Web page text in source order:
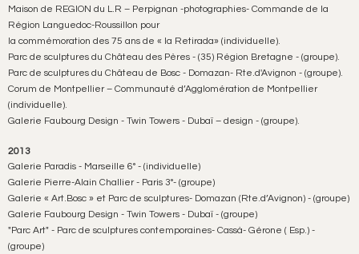
Maison de REGION du L.R – Perpignan -photographies- Commande de la
Région Languedoc-Roussillon pour
la commémoration des 75 ans de « la Retirada» (individuelle).
Parc de sculptures du Château des Pères - (35) Région Bretagne - (groupe).
Parc de sculptures du Château de Bosc - Domazan- Rte.d'Avignon - (groupe).
Corum de Montpellier – Communauté d’Agglomération de Montpellier
(individuelle).
Galerie Faubourg Design - Twin Towers - Dubaï – design - (groupe).
2013
Galerie Paradis - Marseille 6° - (individuelle)
Galerie Pierre-Alain Challier - Paris 3°- (groupe)
Galerie « Art.Bosc » et Parc de sculptures- Domazan (Rte.d’Avignon) - (groupe)
Galerie Faubourg Design - Twin Towers - Dubaï - (groupe)
"Parc Art" - Parc de sculptures contemporaines- Cassà- Gérone ( Esp.) -
(groupe)